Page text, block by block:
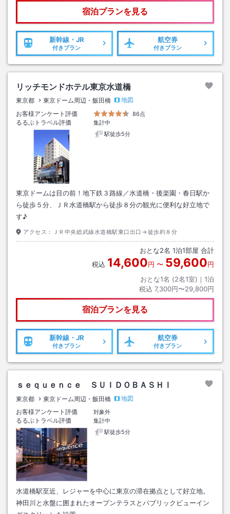
宿泊プランを見る
新幹線・JR
付きプラン
航空券
付きプラン
リッチモンドホテル東京水道橋
東京都 東京ドーム周辺・飯田橋
地図
お客様アンケート評価
86点
るるぶトラベル評価
集計中
駅徒歩5分
東京ドームは目の前！地下鉄３路線／水道橋・後楽園・春日駅か
ら徒歩５分、ＪＲ水道橋駅から徒歩８分の観光に便利な好立地で
す♪
アクセス： ＪＲ中央総武線水道橋駅東口出口→徒歩約８分
おとな2名 1泊1部屋 合計
税込 14,600円 〜 59,600円
おとな1名 (2名1室)｜ 1泊
税込 7,300円〜29,800円
宿泊プランを見る
新幹線・JR
付きプラン
航空券
付きプラン
ｓｅｑｕｅｎｃｅ ＳＵＩＤＯＢＡＳＨＩ
東京都 東京ドーム周辺・飯田橋
地図
お客様アンケート評価
対象外
るるぶトラベル評価
集計中
駅徒歩5分
水道橋駅至近、レジャーを中心に東京の滞在拠点として好立地。
神田川と水盤に囲まれたオープンテラスとパブリックビューイン